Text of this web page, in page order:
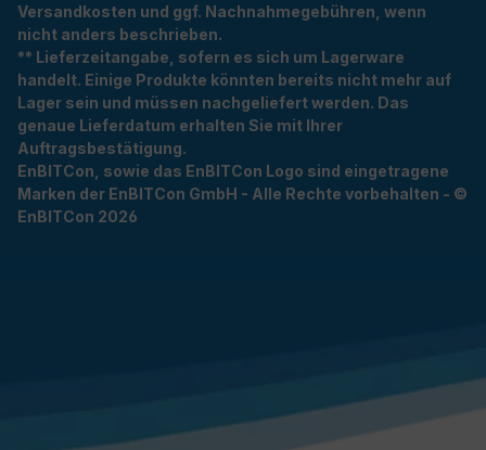
Versandkosten und ggf. Nachnahmegebühren, wenn
nicht anders beschrieben.
** Lieferzeitangabe, sofern es sich um Lagerware
handelt. Einige Produkte könnten bereits nicht mehr auf
Lager sein und müssen nachgeliefert werden. Das
genaue Lieferdatum erhalten Sie mit Ihrer
Auftragsbestätigung.
EnBITCon, sowie das EnBITCon Logo sind eingetragene
Marken der EnBITCon GmbH - Alle Rechte vorbehalten - ©
EnBITCon 2026